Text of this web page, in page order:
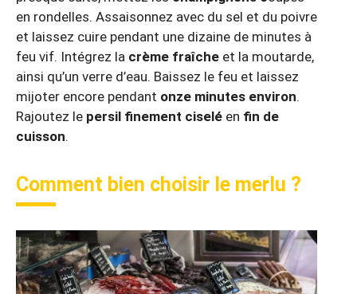
en rondelles. Assaisonnez avec du sel et du poivre
et laissez cuire pendant une dizaine de minutes à
feu vif. Intégrez la crème fraîche et la moutarde,
ainsi qu’un verre d’eau. Baissez le feu et laissez
mijoter encore pendant onze minutes environ.
Rajoutez le persil finement ciselé en fin de
cuisson.
Comment bien choisir le merlu ?